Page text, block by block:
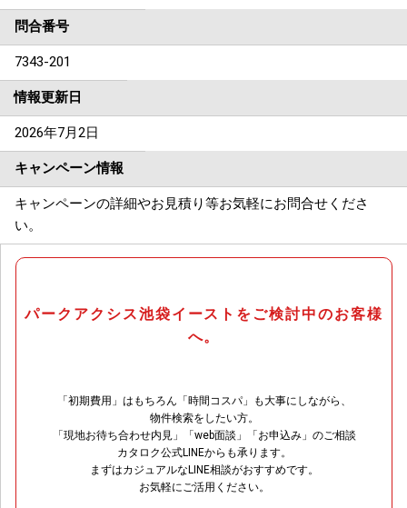
問合番号
7343-201
情報更新日
2026年7月2日
キャンペーン情報
キャンペーンの詳細やお見積り等お気軽にお問合せくださ
い。
パークアクシス池袋イーストをご検討中のお客様
へ。
「初期費用」はもちろん「時間コスパ」も大事にしながら、
物件検索をしたい方。
「現地お待ち合わせ内見」「web面談」「お申込み」のご相談
カタロク公式LINEからも承ります。
まずはカジュアルなLINE相談がおすすめです。
お気軽にご活用ください。